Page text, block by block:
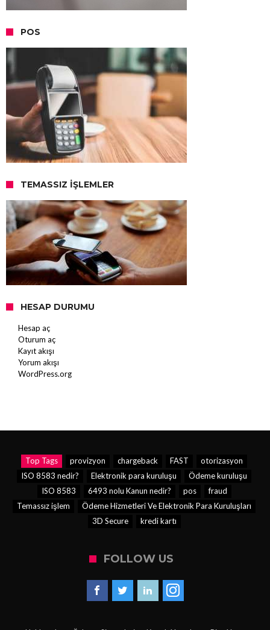
POS
TEMASSIZ İŞLEMLER
HESAP DURUMU
Hesap aç
Oturum aç
Kayıt akışı
Yorum akışı
WordPress.org
Top Tags provizyon chargeback FAST
otorizasyon
ISO 8583 nedir?
Elektronik para kuruluşu
Ödeme kuruluşu
ISO 8583
6493 nolu Kanun nedir? pos
fraud
Temassız işlem
Ödeme Hizmetleri Ve Elektronik Para Kuruluşları
3D Secure
kredi kartı
FOLLOW US